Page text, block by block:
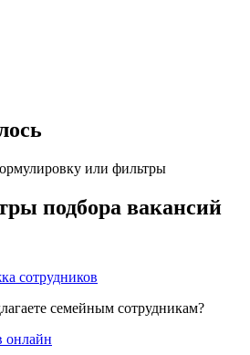
или фильтры
подбора вакансий
сотрудников
семейным сотрудникам?
онлайн